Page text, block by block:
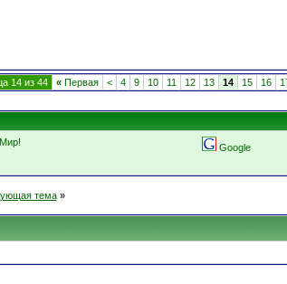
14 из 44 « Первая < 4 9 10 11 12 13 14 15 16
Google
тема »